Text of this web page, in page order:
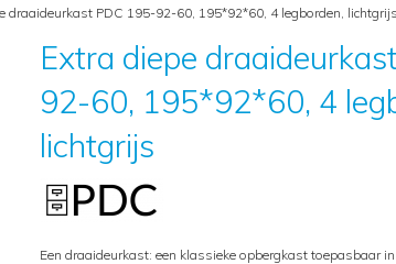
draaideurkast PDC 195-92-60, 195*92*60, 4 legborden, lichtgrijs
Extra diepe
92-60, 195*92*60, 4
lichtgrijs
Een draaideurkast: een klassieke opbergkast toepasbaar